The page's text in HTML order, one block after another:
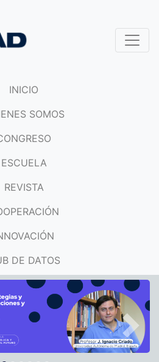
INICIO
SOMOS
ESCUELA
REVISTA
DE DATOS
Next